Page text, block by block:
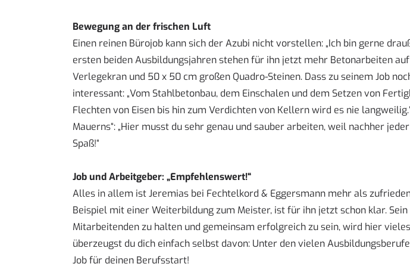
Bewegung an der frischen Luft
Einen reinen Bürojob kann sich der Azubi nicht vorstellen: „Ich bin gerne
ersten beiden Ausbildungsjahren stehen für ihn jetzt mehr Betonarbeiten
Verlegekran und 50 x 50 cm großen Quadro-Steinen. Dass zu seinem Job
interessant: „Vom Stahlbetonbau, dem Einschalen und dem Setzen von
Flechten von Eisen bis hin zum Verdichten von Kellern wird es nie
Mauerns“: „Hier musst du sehr genau und sauber arbeiten, weil nachher
Spaß!“
Job und Arbeitgeber: „Empfehlenswert!“
Alles in allem ist Jeremias bei Fechtelkord & Eggersmann mehr als
Beispiel mit einer Weiterbildung zum Meister, ist für ihn jetzt schon klar.
Mitarbeitenden zu halten und gemeinsam erfolgreich zu sein, wird hier
überzeugst du dich einfach selbst davon: Unter den vielen
Job für deinen Berufsstart!